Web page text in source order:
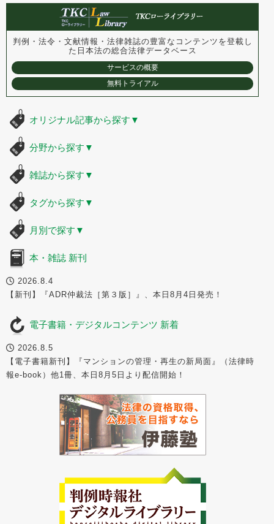
判例・法令・文献情報・法律雑誌の豊富なコンテンツを登載し
た 日本法の総合法律データベース
サービスの概要
無料トライアル
オリジナル記事から探す ▼
分野から探す ▼
雑誌から探す ▼
タグから探す ▼
月別で探す ▼
本・雑誌 新刊
2026.8.4
【新刊】『ADR仲裁法［第３版］』、本日8月4日発売！
電子書籍・デジタルコンテンツ 新着
2026.8.5
【電子書籍新刊】『マンションの管理・再生の新局面』（法律時
報e-book）他1冊、本日8月5日より配信開始！